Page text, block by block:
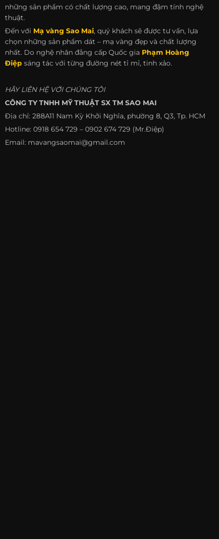
những sản phẩm có chất lượng cao, mang đậm tính nghệ
thuật.
Đến với Mạ vàng Sao Mai, quý khách sẽ được tư vấn, lựa
chọn những sản phẩm dát – mạ vàng đẹp và chất lượng
nhất. Do nghệ nhân đẳng cấp Quốc gia Phạm Hoàng
Điệpsáng tác với từng đường nét tỉ mỉ, tinh xảo.
HÃY LIÊN HỆ VỚI CHÚNG TÔI
CÔNG TY TNHH MỸ THUẬT SX TM SAO MAI
Địa chỉ: 288A11 Nam Kỳ Khởi Nghĩa, phường 8, Q3, Tp. HCM
Hotline: 0918 654 729 – 0902 674 729 (Mr.Điệp)
Email: mavangsaomai@gmail.com